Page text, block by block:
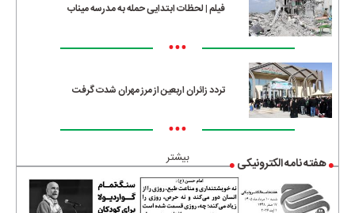
فیلم | لحظات ابتدایی حمله به مدرسه میناب
•••
تردد زائران اربعین از مرز مهران شدت گرفت
•••
بیشتر هفته نامه الکترونیکی